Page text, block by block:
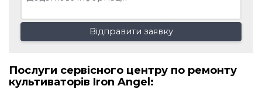
Послуги сервісного центру по ремонту
культиваторів Iron Angel:
Відправити заявку